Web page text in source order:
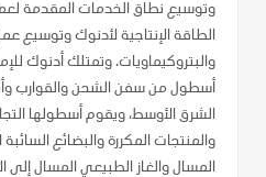
وتوسيع نطاق الخدمات المقدمة
الطاقة الإنتاجية لأدنوك وتوسيع
والبتروكيماويات. وتمتلك أدنوك
أسطول من سفن الشحن والقوارب
الشرق الأوسط، ويقوم أسطولها
والمنتجات المكررة والبضائع السائبة
المسال والغاز الطبيعي المسال إلى